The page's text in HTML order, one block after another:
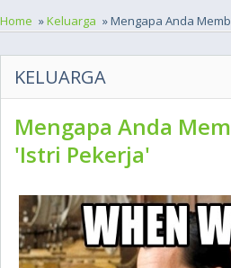
Home »Keluarga » Mengapa Anda
KELUARGA
Mengapa Anda
'Istri Pekerja'